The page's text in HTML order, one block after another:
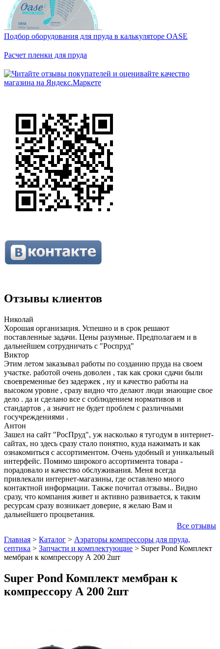
Подбор оборудования для пруда в калькуляторе OASE
Расчет пленки для пруда
Отзывы клиентов
Николай
Хорошая организация. Успешно и в срок решают
поставленные задачи. Цены разумные. Предполагаем и в
дальнейшем сотрудничать с "Роспруд"
Виктор
Этим летом заказывал работы по созданию пруда на своем
участке. работой очень доволен , так как сроки сдачи были
своевременные без задержек , ну и качество работы на
высоком уровне , сразу видно что делают люди знающие свое
дело . да и сделано все с соблюдением нормативов и
стандартов , а значит не будет проблем с различными
госучреждениями .
Антон
Зашел на сайт "РосПруд", уж насколько я тугодум в интернет-
сайтах, но здесь сразу стало понятно, куда нажимать и как
ознакомиться с ассортиментом. Очень удобный и уникальный
интерфейс. Помимо широкого ассортимента товара -
порадовало и качество обслуживания. Меня всегда
привлекали интернет-магазины, где оставлено много
контактной информации. Также почитал отзывы.. Видно
сразу, что компания живет и активно развивается, к таким
ресурсам сразу возникает доверие, я желаю Вам и
дальнейшего процветания.
Все отзывы
Главная > Каталог > Аэраторы компрессоры для пруда,
септика > Запчасти и комплектующие > Super Pond Комплект
мембран к компрессору А 200 2шт
Super Pond Комплект мембран к
компрессору А 200 2шт